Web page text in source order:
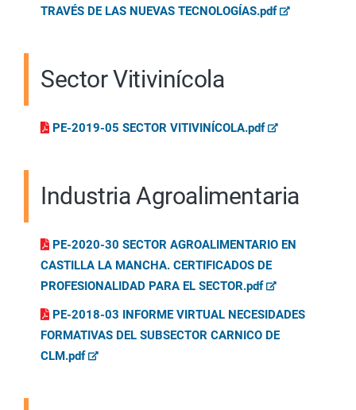
TRAVÉS DE LAS NUEVAS TECNOLOGÍAS.pdf
Sector Vitivinícola
PE-2019-05 SECTOR VITIVINÍCOLA.pdf
Industria Agroalimentaria
PE-2020-30 SECTOR AGROALIMENTARIO EN
CASTILLA LA MANCHA. CERTIFICADOS DE
PROFESIONALIDAD PARA EL SECTOR.pdf
PE-2018-03 INFORME VIRTUAL NECESIDADES
FORMATIVAS DEL SUBSECTOR CARNICO DE
CLM.pdf